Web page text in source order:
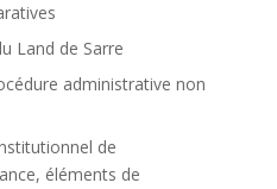
Land de Sarre
administrative non
de
éléments de